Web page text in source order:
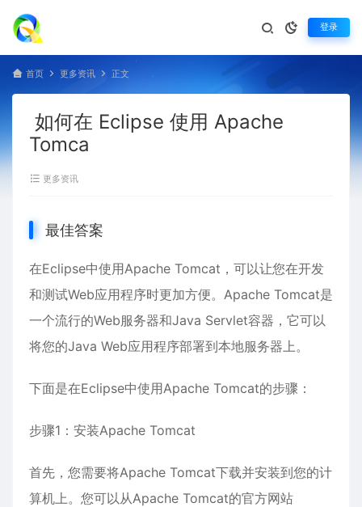
登录
首页 更多资讯 正文
如何在 Eclipse 使用 Apache
Tomca
更多资讯
最佳答案
在Eclipse中使用Apache Tomcat，可以让您在开发
和测试Web应用程序时更加方便。Apache Tomcat是
一个流行的Web服务器和Java Servlet容器，它可以
将您的Java Web应用程序部署到本地服务器上。
下面是在Eclipse中使用Apache Tomcat的步骤：
步骤1：安装Apache Tomcat
首先，您需要将Apache Tomcat下载并安装到您的计
算机上。您可以从Apache Tomcat的官方网站